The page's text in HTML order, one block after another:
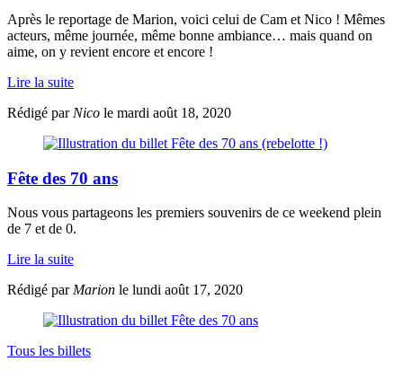
Après le reportage de Marion, voici celui de Cam et Nico ! Mêmes
acteurs, même journée, même bonne ambiance… mais quand on
aime, on y revient encore et encore !
Lire la suite
Rédigé par Nico le mardi août 18, 2020
Fête des 70 ans
Nous vous partageons les premiers souvenirs de ce weekend plein
de 7 et de 0.
Lire la suite
Rédigé par Marion le lundi août 17, 2020
Tous les billets